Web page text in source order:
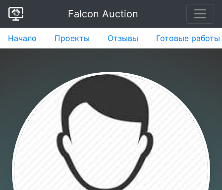
Falcon Auction
Начало Проекты Отзывы Готовые работы